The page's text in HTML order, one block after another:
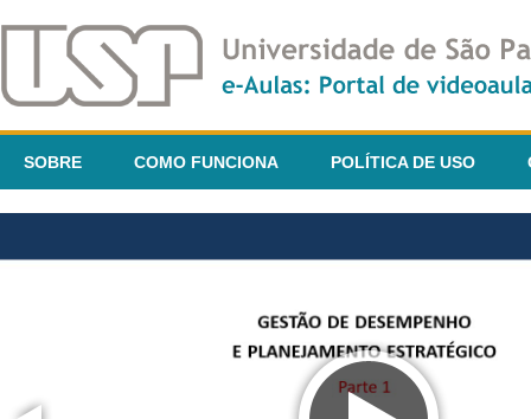
SOBRE COMO FUNCIONA POLÍTICA DE USO